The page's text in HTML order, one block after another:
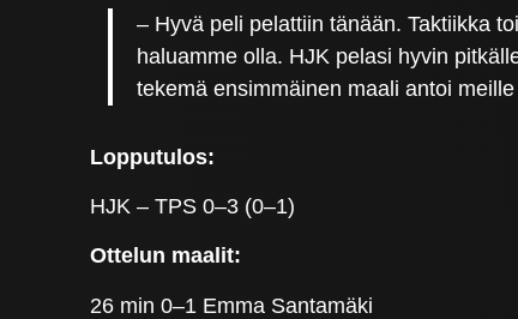
– Hyvä peli pelattiin tänään. Taktiikka
haluamme olla. HJK pelasi hyvin
tekemä ensimmäinen maali antoi
Lopputulos:
HJK – TPS 0–3 (0–1)
Ottelun maalit:
26 min 0–1 Emma Santamäki